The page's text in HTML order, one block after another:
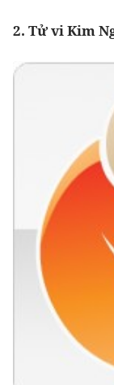
2. Tử vi Kim